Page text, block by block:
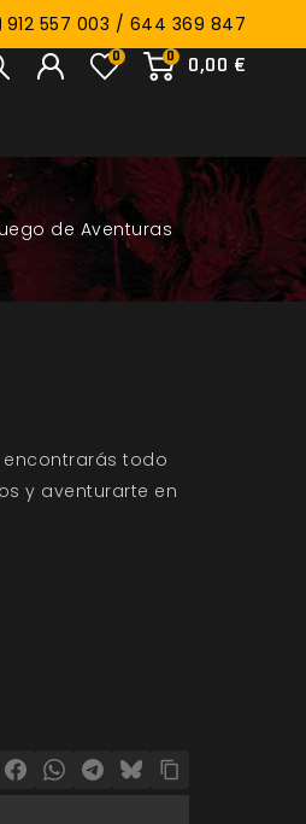
912 557 003 / 644 369 847
0
0,00 €
0
de Aventuras
encontrarás todo
y aventurarte en